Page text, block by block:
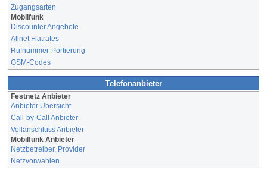
Zugangsarten
Mobilfunk
Discounter Angebote
Allnet Flatrates
Rufnummer-Portierung
GSM-Codes
Telefonanbieter
Festnetz Anbieter
Anbieter Übersicht
Call-by-Call Anbieter
Vollanschluss Anbieter
Mobilfunk Anbieter
Netzbetreiber, Provider
Netzvorwahlen